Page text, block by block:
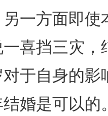
一方面即使
喜挡三灾
于自身的影
婚是可以的。